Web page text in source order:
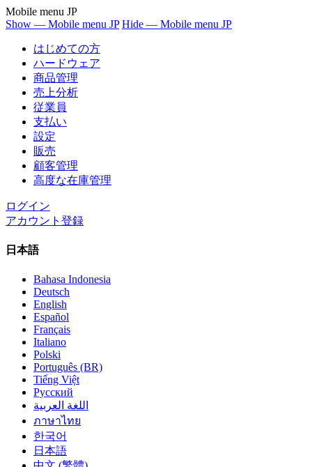
Mobile menu JP
Show — Mobile menu JP Hide — Mobile menu JP
はじめての方
ハードウェア
商品管理
売上分析
従業員
支払い
設定
販売
顧客管理
高度な在庫管理
ログイン
アカウント登録
日本語
Bahasa Indonesia
Deutsch
English
Español
Français
Italiano
Polski
Português (BR)
Tiếng Việt
Русский
اللغة العربية
ภาษาไทย
한국어
日本語